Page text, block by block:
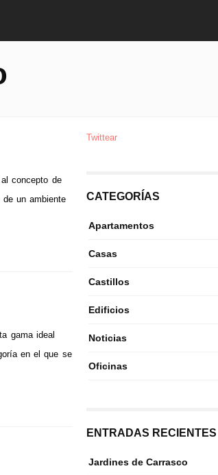
concepto de
un ambiente
gama ideal
en el que se
Twittear
CATEGORÍAS
Apartamentos
Casas
Castillos
Edificios
Noticias
Oficinas
ENTRADAS RECIENTES
Jardines de Carrasco